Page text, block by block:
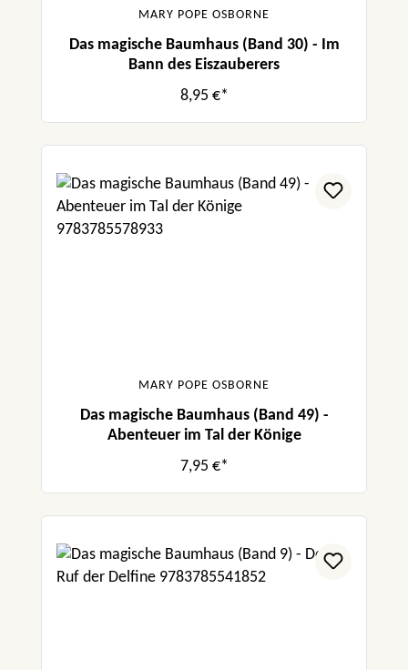
MARY POPE OSBORNE
Das magische Baumhaus (Band 30) - Im
Bann des Eiszauberers
8,95 €*
MARY POPE OSBORNE
Das magische Baumhaus (Band 49) -
Abenteuer im Tal der Könige
7,95 €*